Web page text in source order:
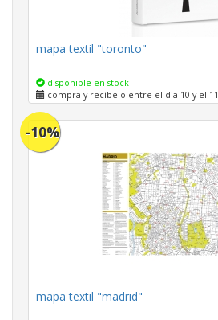
mapa textil "toronto"
disponible en stock
compra y recíbelo entre el día 10 y el 11
-10%
mapa textil "madrid"